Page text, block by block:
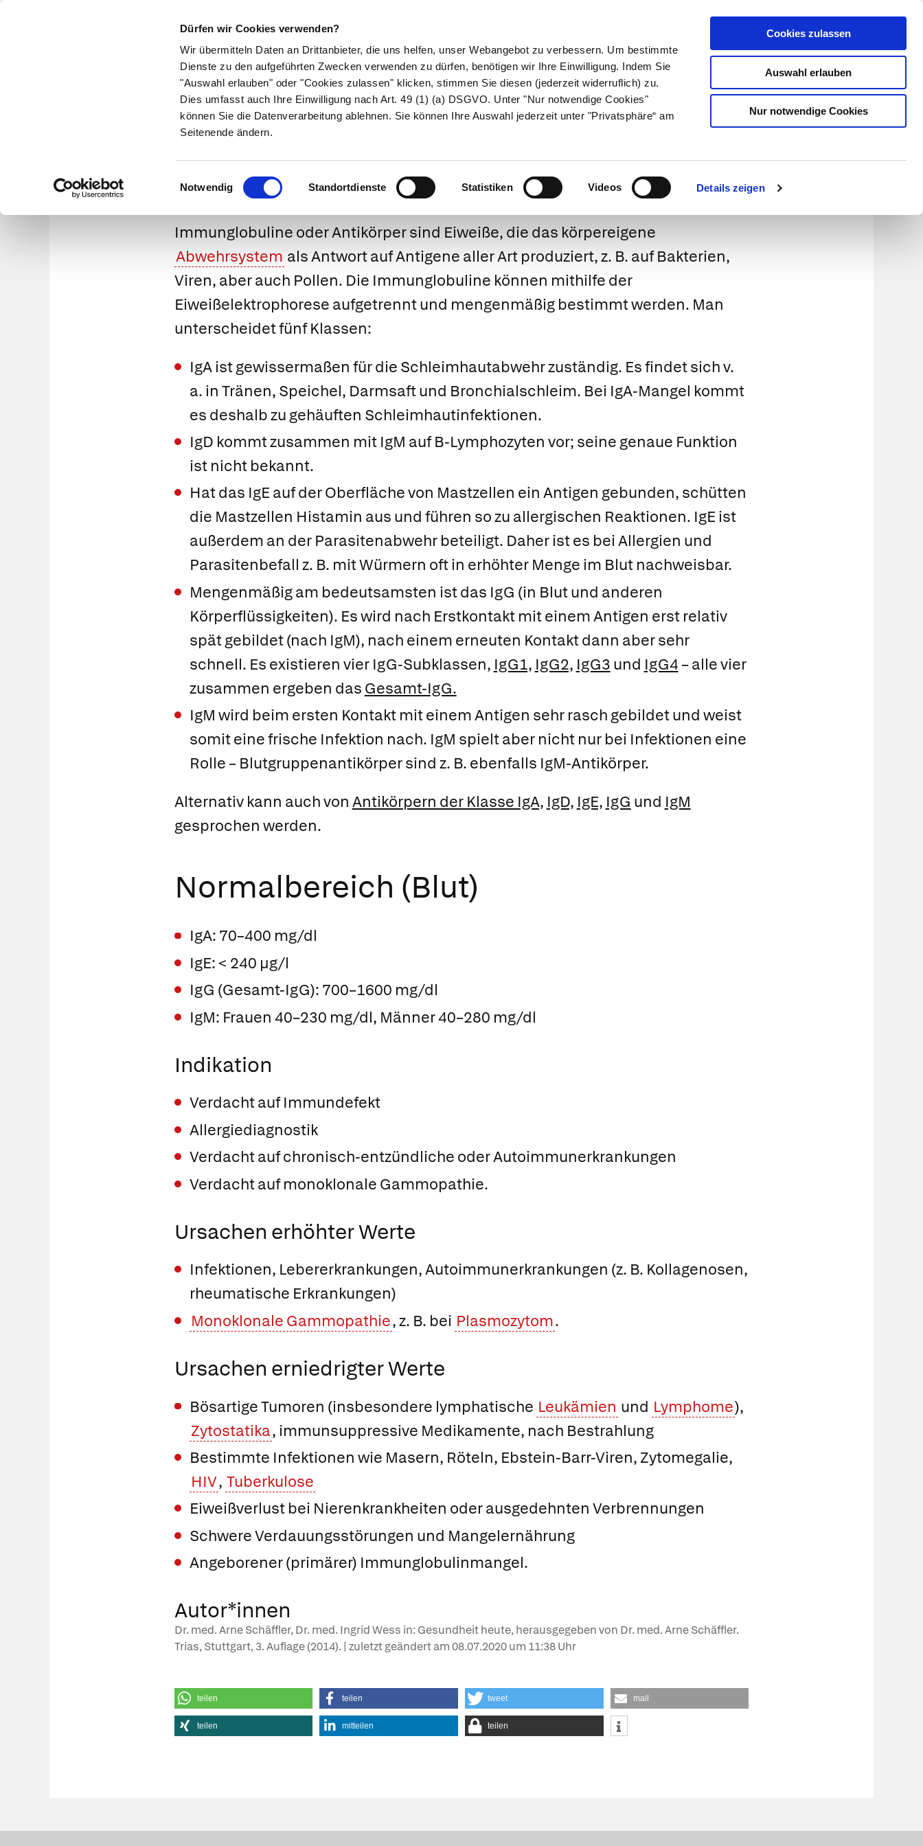
Dürfen wir Cookies verwenden?
Wir übermitteln Daten an Drittanbieter, die uns helfen, unser Webangebot zu verbessern. Um bestimmte
Dienste zu den aufgeführten Zwecken verwenden zu dürfen, benötigen wir Ihre Einwilligung. Indem Sie
"Auswahl erlauben" oder "Cookies zulassen" klicken, stimmen Sie diesen (jederzeit widerruflich) zu.
Dies umfasst auch Ihre Einwilligung nach Art. 49 (1) (a) DSGVO. Unter "Nur notwendige Cookies"
können Sie die Datenverarbeitung ablehnen. Sie können Ihre Auswahl jederzeit unter "Privatsphäre“ am
Seitenende ändern.
Einwilligungsauswahl
Notwendig Standortdienste Statistiken Videos Details zeigen
Cookies zulassen
Auswahl erlauben
Nur notwendige Cookies
Kundenlogin
Suche
Symptome Therapie Medikamente Naturheilkunde Eltern & Kind Gesund leben Über uns
Immunglobuline
Immunglobuline oder Antikörper sind Eiweiße, die das körpereigene
Abwehrsystem als Antwort auf Antigene aller Art produziert, z. B. auf Bakterien,
Viren, aber auch Pollen. Die Immunglobuline können mithilfe der
Eiweißelektrophorese aufgetrennt und mengenmäßig bestimmt werden. Man
unterscheidet fünf Klassen:
IgAist gewissermaßen für die Schleimhautabwehr zuständig. Es findet sich v.
a. in Tränen, Speichel, Darmsaft und Bronchialschleim. Bei IgA-Mangel kommt
es deshalb zu gehäuften Schleimhautinfektionen.
IgD kommt zusammen mit IgM auf B-Lymphozyten vor; seine genaue Funktion
ist nicht bekannt.
Hat das IgE auf der Oberfläche von Mastzellen ein Antigen gebunden, schütten
die Mastzellen Histamin aus und führen so zu allergischen Reaktionen. IgE ist
außerdem an der Parasitenabwehr beteiligt. Daher ist es bei Allergien und
Parasitenbefall z. B. mit Würmern oft in erhöhter Menge im Blut nachweisbar.
Mengenmäßig am bedeutsamsten ist das IgG (in Blut und anderen
Körperflüssigkeiten). Es wird nach Erstkontakt mit einem Antigen erst relativ
spät gebildet (nach IgM), nach einem erneuten Kontakt dann aber sehr
schnell. Es existieren vier IgG-Subklassen, IgG1, IgG2, IgG3 und IgG4 – alle vier
zusammen ergeben das Gesamt-IgG.
IgM wird beim ersten Kontakt mit einem Antigen sehr rasch gebildet und weist
somit eine frische Infektion nach. IgM spielt aber nicht nur bei Infektionen eine
Rolle – Blutgruppenantikörper sind z. B. ebenfalls IgM-Antikörper.
Alternativ kann auch von Antikörpern der Klasse IgA, IgD, IgE, IgG und IgM
gesprochen werden.
Normalbereich (Blut)
IgA: 70–400 mg/dl
IgE: < 240 µg/l
IgG (Gesamt-IgG): 700–1600 mg/dl
IgM: Frauen 40–230 mg/dl, Männer 40–280 mg/dl
Indikation
Verdacht auf Immundefekt
Allergiediagnostik
Verdacht auf chronisch-entzündliche oder Autoimmunerkrankungen
Verdacht auf monoklonale Gammopathie.
Ursachen erhöhter Werte
Infektionen, Lebererkrankungen, Autoimmunerkrankungen (z. B. Kollagenosen,
rheumatische Erkrankungen)
Monoklonale Gammopathie, z. B. bei Plasmozytom.
Ursachen erniedrigter Werte
Bösartige Tumoren (insbesondere lymphatische Leukämien und Lymphome),
Zytostatika, immunsuppressive Medikamente, nach Bestrahlung
Bestimmte Infektionen wie Masern, Röteln, Ebstein-Barr-Viren, Zytomegalie,
HIV, Tuberkulose
Eiweißverlust bei Nierenkrankheiten oder ausgedehnten Verbrennungen
Schwere Verdauungsstörungen und Mangelernährung
Angeborener (primärer) Immunglobulinmangel.
Autor*innen
Dr. med. Arne Schäffler, Dr. med. Ingrid Wess in: Gesundheit heute, herausgegeben von Dr. med. Arne Schäffler.
Trias, Stuttgart, 3. Auflage (2014). | zuletzt geändert am08.07.2020um 11:38 Uhr
teilen teilen tweet mail
teilen mitteilen teilen